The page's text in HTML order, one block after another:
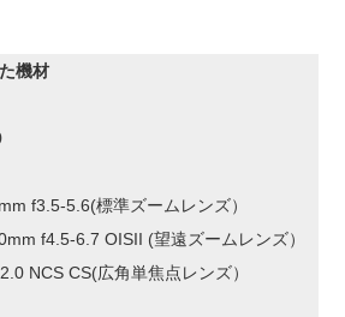
機材
f3.5-5.6(標準ズームレンズ）
f4.5-6.7 OISII (望遠ズームレンズ）
NCS CS(広角単焦点レンズ）